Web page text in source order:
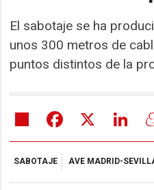
El sabotaje se ha
unos 300 metros de
puntos distintos de la
Share Facebook
SABOTAJE AVE MADRID-